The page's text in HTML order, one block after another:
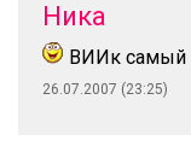
Ника
ВИИк самый
26.07.2007 (23:25)